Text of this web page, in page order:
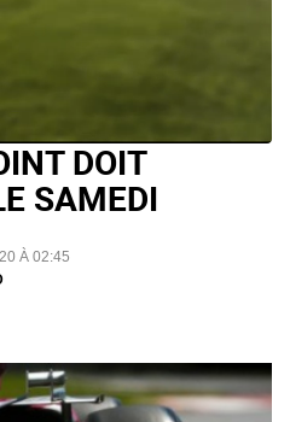
DOIT
SAMEDI
À 02:45